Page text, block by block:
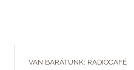
VAN BARÁTUNK: RADIOCAFÉ